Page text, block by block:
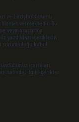
ve İletişim Kurumu
hizmet vermektedir. Bu
veya araştırma
yazdıkları içeriklerin
kabul
içerikleri,
halinde, ilgili içerikler